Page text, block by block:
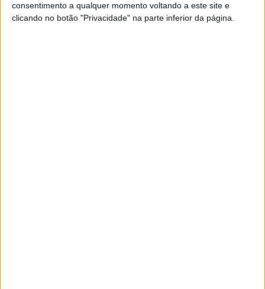
consentimento a qualquer momento voltando a este site e
clicando no botão "Privacidade" na parte inferior da página.
algo que fosse da tua posse.